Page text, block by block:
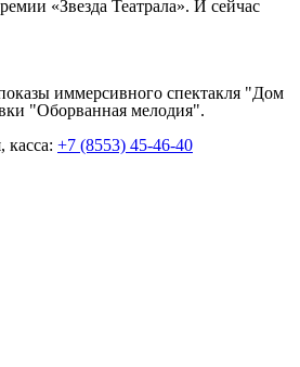
«Звезда Театрала». И сейчас
иммерсивного спектакля "Дом
"Оборванная мелодия".
+7 (8553) 45-46-40